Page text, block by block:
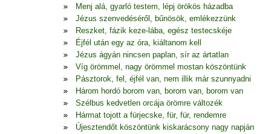
Menj alá, gyarló testem, lépj örökös házadba
Jézus szenvedéséről, bűnösök, emlékezzünk
Reszket, fázik keze-lába, egész testecskéje
Éjfél után egy az óra, kiáltanom kell
Jézus ágyán nincsen paplan, sír az ártatlan
Víg örömmel, nagy örömmel mostan köszöntünk
Pásztorok, fel, éjfél van, nem illik már szunnyadni
Három hordó borom van, borom van, borom van
Szélbus kedvetlen orcája örömre változék
Hármat tojott a fürjecske, für, für, rendemre
Újesztendőt köszöntünk kiskarácsony nagy napján